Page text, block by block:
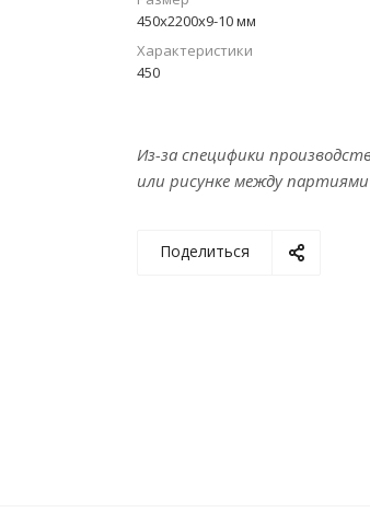
450х2200х9-10 мм
Характеристики
450
Из-за специфики
или рисунке между
Поделиться